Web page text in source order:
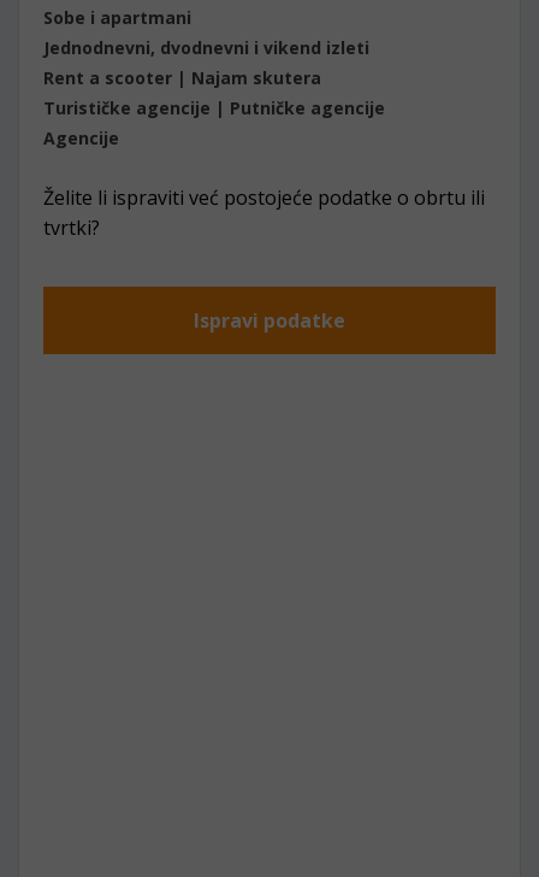
Sobe i apartmani
Jednodnevni, dvodnevni i vikend izleti
Rent a scooter | Najam skutera
Turističke agencije | Putničke agencije
Agencije
Želite li ispraviti već postojeće podatke o obrtu ili
tvrtki?
Ispravi podatke